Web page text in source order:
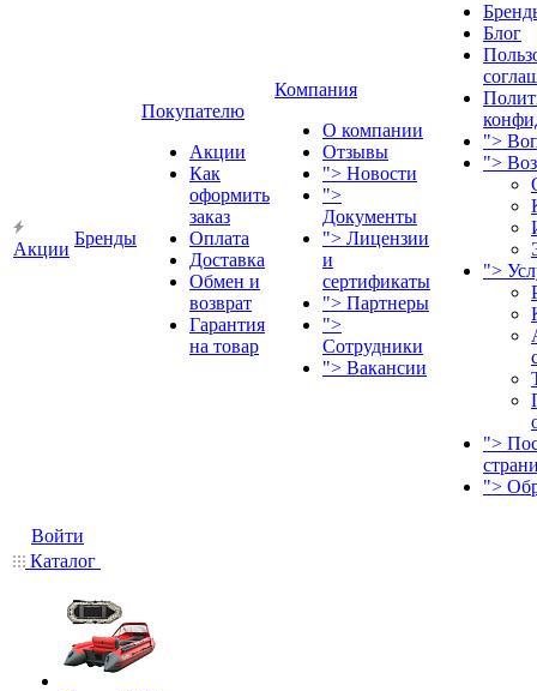
Акции
Бренды
Покупателю
Акции
Как
оформить
заказ
Оплата
Доставка
Обмен и
возврат
Гарантия
на товар
Компания
О компании
Отзывы
"> Новости
">
Документы
"> Лицензии
и
сертификаты
"> Партнеры
">
Сотрудники
"> Вакансии
Блог
">
">
">
">
">
Войти
Каталог